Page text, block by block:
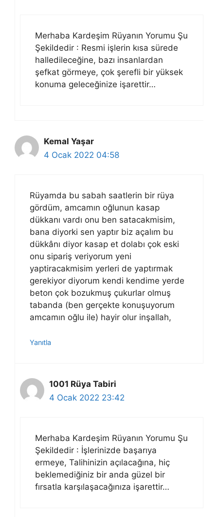
Merhaba Kardeşim Rüyanın Yorumu Şu
Şekildedir : Resmi işlerin kısa sürede
halledileceğine, bazı insanlardan
şefkat görmeye, çok şerefli bir yüksek
konuma geleceğinize işarettir…
Kemal Yaşar
4 Ocak 2022 04:58
Rüyamda bu sabah saatlerin bir rüya
gördüm, amcamın oğlunun kasap
dükkanı vardı onu ben satacakmisim,
bana diyorki sen yaptır biz açalım bu
dükkânı diyor kasap et dolabı çok eski
onu sipariş veriyorum yeni
yaptiracakmisim yerleri de yaptırmak
gerekiyor diyorum kendi kendime yerde
beton çok bozukmuş çukurlar olmuş
tabanda (ben gerçekte konuşuyorum
amcamın oğlu ile) hayir olur inşallah,
Yanıtla
1001 Rüya Tabiri
4 Ocak 2022 23:42
Merhaba Kardeşim Rüyanın Yorumu Şu
Şekildedir : İşlerinizde başarıya
ermeye, Talihinizin açılacağına, hiç
beklemediğiniz bir anda güzel bir
fırsatla karşılaşacağınıza işarettir…